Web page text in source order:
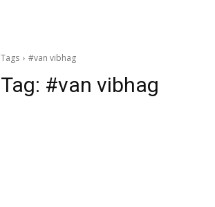
Tags #van vibhag
Tag: #van vibhag